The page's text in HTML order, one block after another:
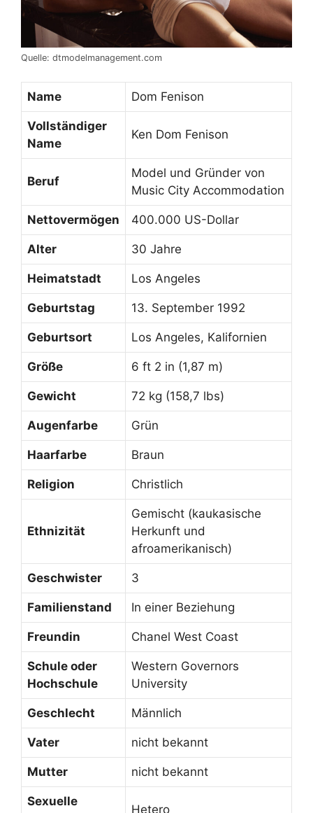
Quelle: dtmodelmanagement.com
Name Dom Fenison
Vollständiger
Name
Ken Dom Fenison
Beruf
Model und Gründer von
Music City Accommodation
Nettovermögen 400.000 US-Dollar
Alter 30 Jahre
Heimatstadt Los Angeles
Geburtstag 13. September 1992
Geburtsort Los Angeles, Kalifornien
Größe 6 ft 2 in (1,87 m)
Gewicht 72 kg (158,7 lbs)
Augenfarbe Grün
Haarfarbe Braun
Religion Christlich
Ethnizität
Gemischt (kaukasische
Herkunft und
afroamerikanisch)
Geschwister 3
Familienstand In einer Beziehung
Freundin Chanel West Coast
Schule oder
Hochschule
Western Governors
University
Geschlecht Männlich
Vater nicht bekannt
Mutter nicht bekannt
Sexuelle
Hetero